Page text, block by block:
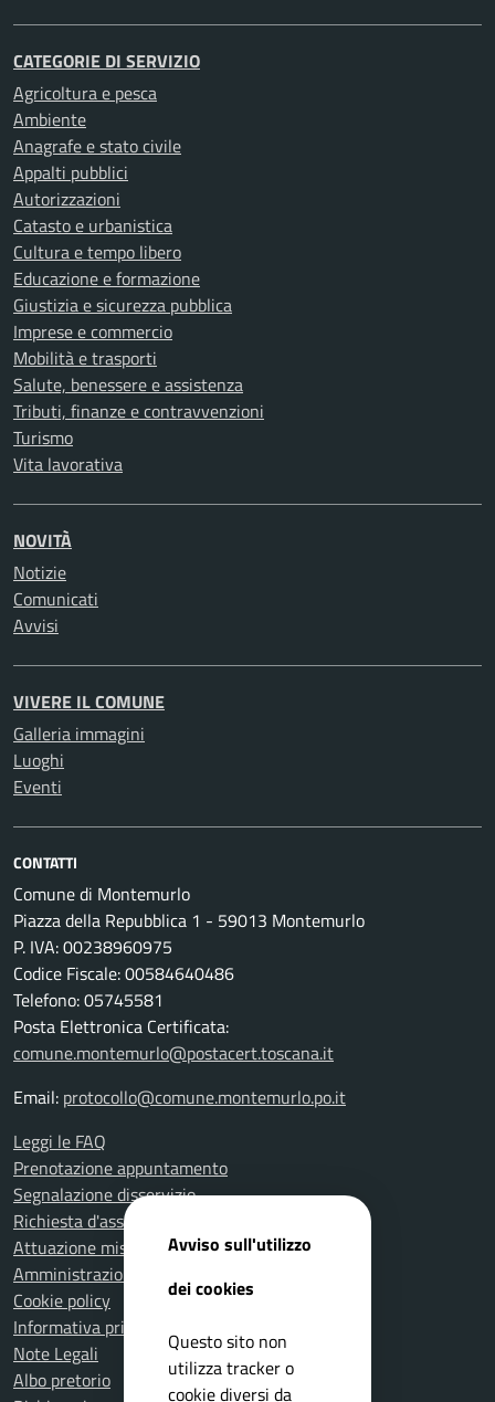
CATEGORIE DI SERVIZIO
Agricoltura e pesca
Ambiente
Anagrafe e stato civile
Appalti pubblici
Autorizzazioni
Catasto e urbanistica
Cultura e tempo libero
Educazione e formazione
Giustizia e sicurezza pubblica
Imprese e commercio
Mobilità e trasporti
Salute, benessere e assistenza
Tributi, finanze e contravvenzioni
Turismo
Vita lavorativa
NOVITÀ
Notizie
Comunicati
Avvisi
VIVERE IL COMUNE
Galleria immagini
Luoghi
Eventi
CONTATTI
Comune di Montemurlo
Piazza della Repubblica 1 - 59013 Montemurlo
P. IVA: 00238960975
Codice Fiscale: 00584640486
Telefono: 05745581
Posta Elettronica Certificata:
comune.montemurlo@postacert.toscana.it
Email: protocollo@comune.montemurlo.po.it
Leggi le FAQ
Prenotazione appuntamento
Segnalazione disservizio
Richiesta d'assistenza
Attuazione misure PNRR
Amministrazione trasparente
Cookie policy
Informativa privacy
Note Legali
Albo pretorio
Avviso sull'utilizzo
dei cookies
Questo sito non
utilizza tracker o
cookie diversi da